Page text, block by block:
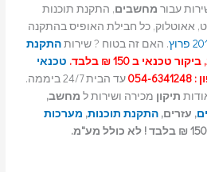
עבור מחשבים, התקנת תוכנות
אאוטלוק, כל חבילת האופיס בהתקנה
. האם זה בטוח ? שירותהתקנת
טכנאי ב 150 ₪ בלבד.
טכנאי
עד הבית 24/7 ביממה.
תיקון מכירה ושירות ל מחשב,
, עזרים,התקנת תוכנות, מערכות